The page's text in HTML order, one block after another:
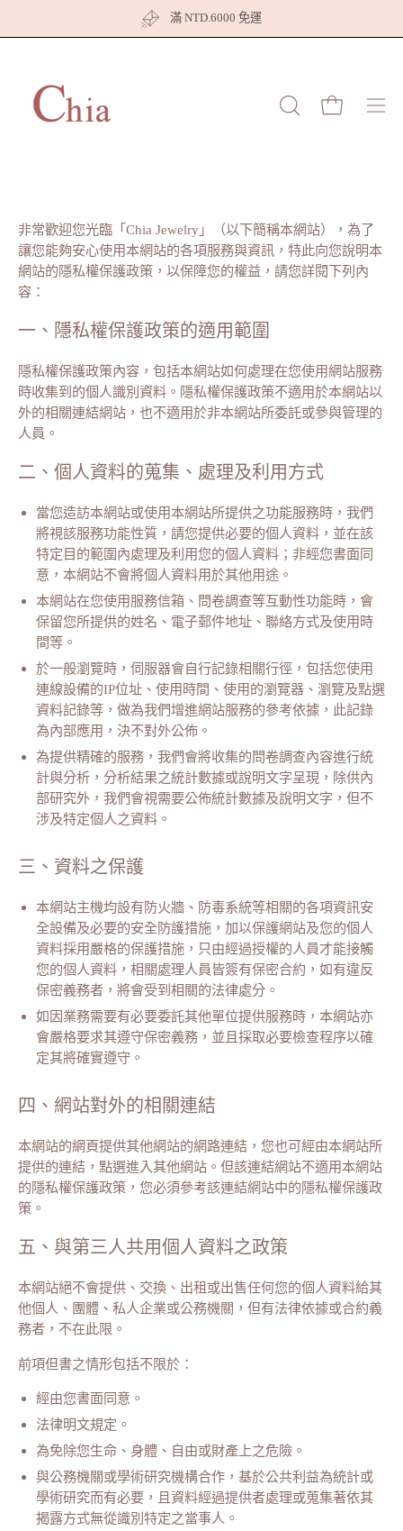
滿 NTD.6000 免運
打
打開購物車
開
非常歡迎您光臨「Chia Jewelry」（以下簡稱本網站），為了
讓您能夠安心使用本網站的各項服務與資訊，特此向您說明本
網站的隱私權保護政策，以保障您的權益，請您詳閱下列內
容：
一、隱私權保護政策的適用範圍
隱私權保護政策內容，包括本網站如何處理在您使用網站服務
時收集到的個人識別資料。隱私權保護政策不適用於本網站以
外的相關連結網站，也不適用於非本網站所委託或參與管理的
人員。
二、個人資料的蒐集、處理及利用方式
當您造訪本網站或使用本網站所提供之功能服務時，我們
將視該服務功能性質，請您提供必要的個人資料，並在該
特定目的範圍內處理及利用您的個人資料；非經您書面同
意，本網站不會將個人資料用於其他用途。
本網站在您使用服務信箱、問卷調查等互動性功能時，會
保留您所提供的姓名、電子郵件地址、聯絡方式及使用時
間等。
於一般瀏覽時，伺服器會自行記錄相關行徑，包括您使用
連線設備的IP位址、使用時間、使用的瀏覽器、瀏覽及點選
資料記錄等，做為我們增進網站服務的參考依據，此記錄
為內部應用，決不對外公佈。
為提供精確的服務，我們會將收集的問卷調查內容進行統
計與分析，分析結果之統計數據或說明文字呈現，除供內
部研究外，我們會視需要公佈統計數據及說明文字，但不
涉及特定個人之資料。
三、資料之保護
本網站主機均設有防火牆、防毒系統等相關的各項資訊安
全設備及必要的安全防護措施，加以保護網站及您的個人
資料採用嚴格的保護措施，只由經過授權的人員才能接觸
您的個人資料，相關處理人員皆簽有保密合約，如有違反
保密義務者，將會受到相關的法律處分。
如因業務需要有必要委託其他單位提供服務時，本網站亦
會嚴格要求其遵守保密義務，並且採取必要檢查程序以確
定其將確實遵守。
四、網站對外的相關連結
本網站的網頁提供其他網站的網路連結，您也可經由本網站所
提供的連結，點選進入其他網站。但該連結網站不適用本網站
的隱私權保護政策，您必須參考該連結網站中的隱私權保護政
策。
五、與第三人共用個人資料之政策
本網站絕不會提供、交換、出租或出售任何您的個人資料給其
他個人、團體、私人企業或公務機關，但有法律依據或合約義
務者，不在此限。
前項但書之情形包括不限於：
經由您書面同意。
法律明文規定。
為免除您生命、身體、自由或財產上之危險。
與公務機關或學術研究機構合作，基於公共利益為統計或
學術研究而有必要，且資料經過提供者處理或蒐集著依其
揭露方式無從識別特定之當事人。